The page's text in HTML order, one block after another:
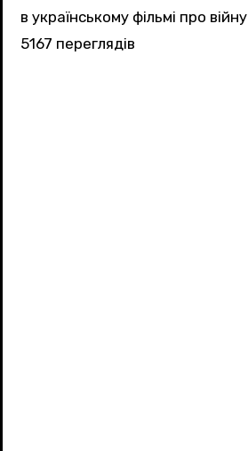
в українському фільмі про війну
5167 переглядiв